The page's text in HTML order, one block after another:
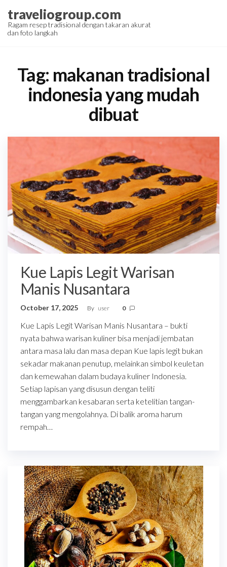
the
traveliogroup.com
Ragam resep tradisional dengan takaran akurat
dan foto langkah
Tag: makanan tradisional
indonesia yang mudah
dibuat
Kue Lapis Legit Warisan
Manis Nusantara
October 17, 2025 By user 0
Kue Lapis Legit Warisan Manis Nusantara – bukti
nyata bahwa warisan kuliner bisa menjadi jembatan
antara masa lalu dan masa depan Kue lapis legit bukan
sekadar makanan penutup, melainkan simbol keuletan
dan kemewahan dalam budaya kuliner Indonesia.
Setiap lapisan yang disusun dengan teliti
menggambarkan kesabaran serta ketelitian tangan-
tangan yang mengolahnya. Di balik aroma harum
rempah…